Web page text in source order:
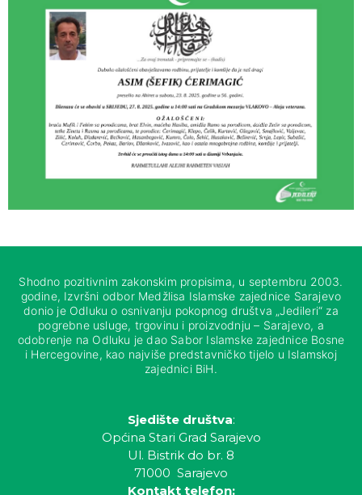
Shodno pozitivnim zakonskim propisima, u septembru 2003.
godine, Izvršni odbor Medžlisa Islamske zajednice Sarajevo
donio je Odluku o osnivanju pokopnog društva „Jedileri“ za
pogrebne usluge, trgovinu i proizvodnju – Sarajevo, a
odobrenje na Odluku je dao Sabor Islamske zajednice Bosne
i Hercegovine, kao najviše predstavničko tijelo u Islamskoj
zajednici BiH.
Sjedište društva:
Općina Stari Grad Sarajevo
Ul. Bistrik do br. 8
71000 Sarajevo
Kontakt telefon: